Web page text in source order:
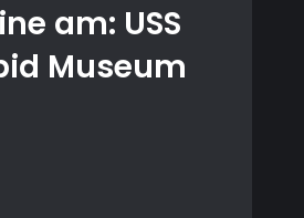
am: USS
Museum